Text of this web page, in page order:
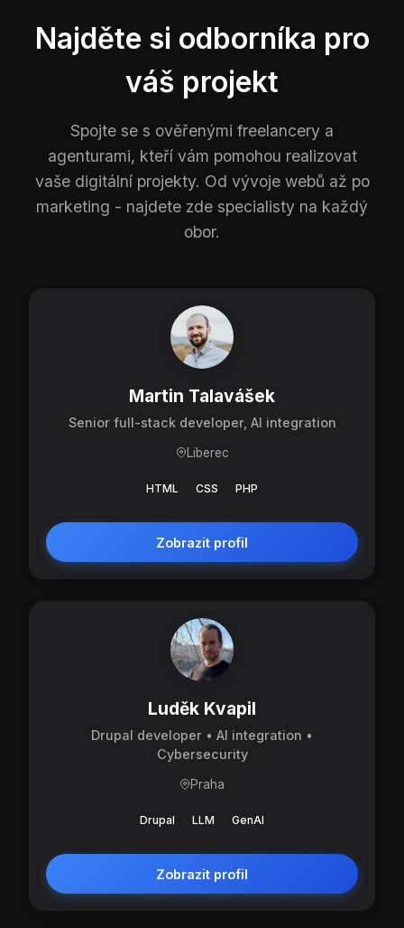
Najděte si odborníka pro
váš projekt
Spojte se s ověřenými freelancery a
agenturami, kteří vám pomohou realizovat
vaše digitální projekty. Od vývoje webů až po
marketing - najdete zde specialisty na každý
obor.
Martin Talavášek
Senior full-stack developer, AI integration
Liberec
HTML CSS PHP
Zobrazit profil
Luděk Kvapil
Drupal developer • AI integration •
Cybersecurity
Praha
Drupal LLM GenAI
Zobrazit profil